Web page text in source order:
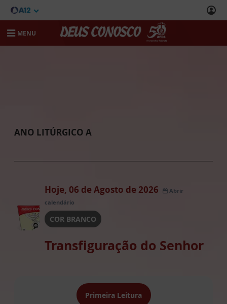
MENU
ANO LITÚRGICO A
Hoje, 06 de Agosto de 2026
Abrir
calendário
COR BRANCO
Transfiguração do Senhor
Primeira Leitura